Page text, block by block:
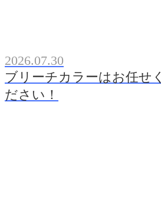
2026.07.30
ブリーチカラーはお任せく
ださい！